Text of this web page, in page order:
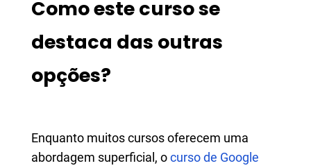
Como este curso se
destaca das outras
opções?
Enquanto muitos cursos oferecem uma
abordagem superficial, ocurso de Google